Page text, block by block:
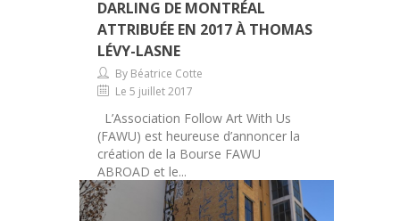
DARLING DE MONTRÉAL
ATTRIBUÉE EN 2017 À THOMAS
LÉVY-LASNE
By Béatrice Cotte
Le 5 juillet 2017
L’Association Follow Art With Us
(FAWU) est heureuse d’annoncer la
création de la Bourse FAWU
ABROAD et le...